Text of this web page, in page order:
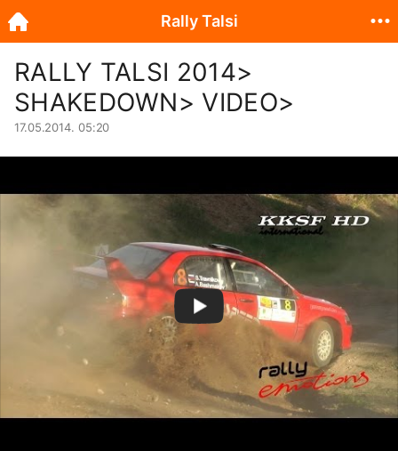
RALLY TALSI 2014>
SHAKEDOWN> VIDEO>
17.05.2014. 05:20
Rally Talsi